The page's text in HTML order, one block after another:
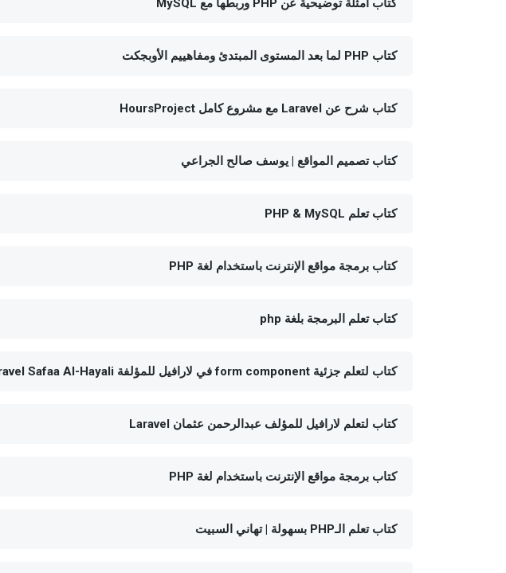
كتاب أمثلة توضيحية عن PHP وربطها مع MySQL
كتاب PHP لما بعد المستوى المبتدئ ومفاهييم الأوبجكت
كتاب شرح عن Laravel مع مشروع كامل HoursProject
كتاب تصميم المواقع | يوسف صالح الجراعي
كتاب تعلم PHP & MySQL
كتاب برمجة مواقع الإنترنت باستخدام لغة PHP
كتاب تعلم البرمجة بلغة php
كتاب لتعلم جزئية form component في لارافيل للمؤلفة Laravel Safaa Al-Hayali
كتاب لتعلم لارافيل للمؤلف عبدالرحمن عثمان Laravel
كتاب برمجة مواقع الإنترنت باستخدام لغة PHP
كتاب تعلم الـPHP بسهولة | تهاني السبيت